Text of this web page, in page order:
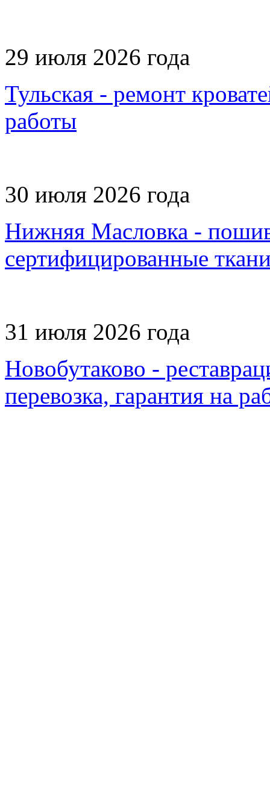
29 июля 2026 года
Тульская - ремонт
работы
30 июля 2026 года
Нижняя Масловка - пошив
сертифицированные
31 июля 2026 года
Новобутаково -
перевозка, гарантия на